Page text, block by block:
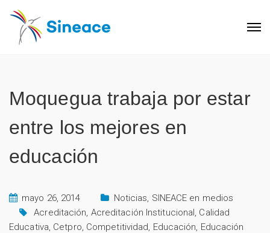
Moquegua trabaja por estar
entre los mejores en
educación
mayo 26, 2014 Noticias, SINEACE en medios
Acreditación, Acreditación Institucional, Calidad
Educativa, Cetpro, Competitividad, Educación, Educación